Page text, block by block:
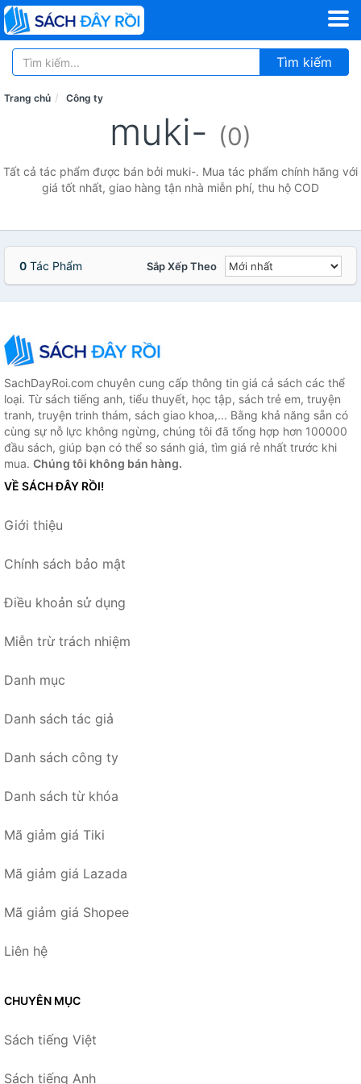
Tìm kiếm
Trang chủ Công ty
muki- (0)
Tất cả tác phẩm được bán bởi muki-. Mua tác phẩm chính hãng với
giá tốt nhất, giao hàng tận nhà miễn phí, thu hộ COD
0 Tác Phẩm Sắp Xếp Theo
SachDayRoi.com chuyên cung cấp thông tin giá cả sách các thể
loại. Từ sách tiếng anh, tiểu thuyết, học tập, sách trẻ em, truyện
tranh, truyện trinh thám, sách giao khoa,... Bằng khả năng sẵn có
cùng sự nỗ lực không ngừng, chúng tôi đã tổng hợp hơn 100000
đầu sách, giúp bạn có thể so sánh giá, tìm giá rẻ nhất trước khi
mua. Chúng tôi không bán hàng.
VỀ SÁCH ĐÂY RỒI!
Giới thiệu
Chính sách bảo mật
Điều khoản sử dụng
Miễn trừ trách nhiệm
Danh mục
Danh sách tác giả
Danh sách công ty
Danh sách từ khóa
Mã giảm giá Tiki
Mã giảm giá Lazada
Mã giảm giá Shopee
Liên hệ
CHUYÊN MỤC
Sách tiếng Việt
Sách tiếng Anh